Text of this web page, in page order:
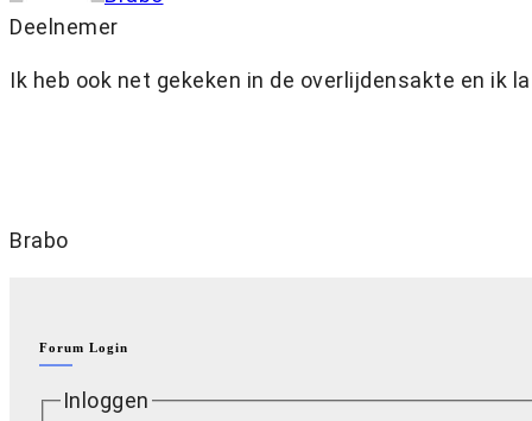
Deelnemer
Ik heb ook net gekeken in de overlijdensakte en ik
Brabo
Forum Login
Inloggen